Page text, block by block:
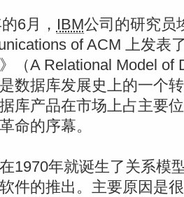
6月， IBM公司的研究员
of ACM 上发表
（A Relational Model of
数据库发展史上的一个
库产品在市场上占主要
命的序幕。
1970年就诞生了关系模
件的推出。主要原因是